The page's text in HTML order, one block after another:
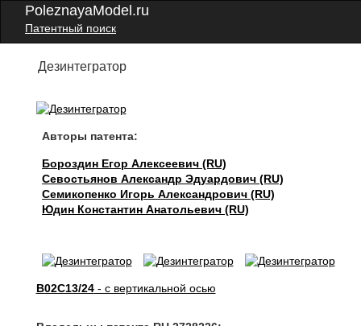
PoleznayaModel.ru
Патентный поиск
Дезинтегратор
Авторы патента:
Бороздин Егор Алексеевич (RU)
Севостьянов Александр Эдуардович (RU)
Семикопенко Игорь Александрович (RU)
Юдин Константин Анатольевич (RU)
B02C13/24- с вертикальной осью